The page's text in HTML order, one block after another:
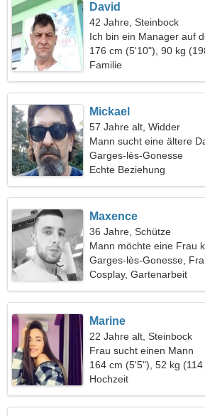
David
42 Jahre, Steinbock
Ich bin ein Manager auf
perfekten Frau
176 cm (5'10"), 90 kg
Familie
Mickael
57 Jahre alt, Widder
Mann sucht eine ältere
Garges-lès-Gonesse
Echte Beziehung
Maxence
36 Jahre, Schütze
Mann möchte eine Frau
Garges-lès-Gonesse,
Cosplay, Gartenarbeit
Marine
22 Jahre alt, Steinbock
Frau sucht einen Mann
164 cm (5'5"), 52 kg (114
Hochzeit